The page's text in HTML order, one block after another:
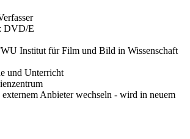
DVD/E
Institut für Film und Bild in Wissenschaft
und Unterricht
Anbieter wechseln - wird in neuem